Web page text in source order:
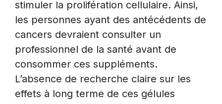
stimuler la prolifération cellulaire. Ainsi,
les personnes ayant des antécédents de
cancers devraient consulter un
professionnel de la santé avant de
consommer ces suppléments.
L’absence de recherche claire sur les
effets à long terme de ces gélules